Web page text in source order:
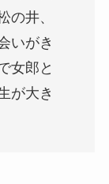
の井、
いがき
女郎と
が大き